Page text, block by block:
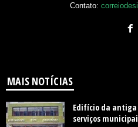
Contato:
MAIS NOTÍCIAS
Edifício da
serviços